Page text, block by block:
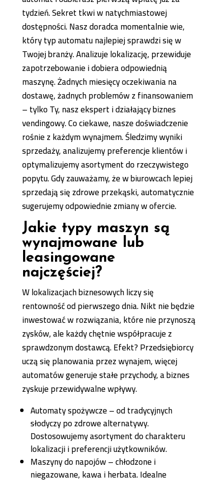
tydzień. Sekret tkwi w natychmiastowej
dostępności. Nasz doradca momentalnie wie,
który typ automatu najlepiej sprawdzi się w
Twojej branży. Analizuje lokalizację, przewiduje
zapotrzebowanie i dobiera odpowiednią
maszynę. Żadnych miesięcy oczekiwania na
dostawę, żadnych problemów z finansowaniem
– tylko Ty, nasz ekspert i działający biznes
vendingowy. Co ciekawe, nasze doświadczenie
rośnie z każdym wynajmem. Śledzimy wyniki
sprzedaży, analizujemy preferencje klientów i
optymalizujemy asortyment do rzeczywistego
popytu. Gdy zauważamy, że w biurowcach lepiej
sprzedają się zdrowe przekąski, automatycznie
sugerujemy odpowiednie zmiany w ofercie.
Jakie typy maszyn są
wynajmowane lub
leasingowane
najczęściej?
W lokalizacjach biznesowych liczy się
rentowność od pierwszego dnia. Nikt nie będzie
inwestować w rozwiązania, które nie przynoszą
zysków, ale każdy chętnie współpracuje z
sprawdzonym dostawcą. Efekt? Przedsiębiorcy
uczą się planowania przez wynajem, więcej
automatów generuje stałe przychody, a biznes
zyskuje przewidywalne wpływy.
Automaty spożywcze – od tradycyjnych
słodyczy po zdrowe alternatywy.
Dostosowujemy asortyment do charakteru
lokalizacji i preferencji użytkowników.
Maszyny do napojów – chłodzone i
niegazowane, kawa i herbata. Idealne